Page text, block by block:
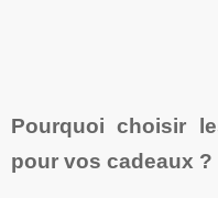
Pourquoi choisir
pour vos cadeaux ?